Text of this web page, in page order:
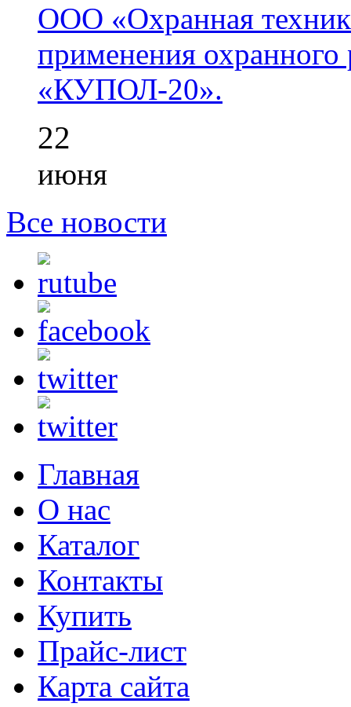
ООО «Охранная
применения охранного
«КУПОЛ-20».
22
июня
Все новости
Главная
О нас
Каталог
Контакты
Купить
Прайс-лист
Карта сайта